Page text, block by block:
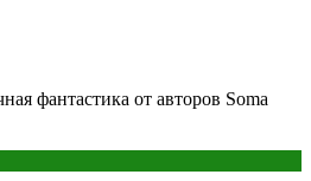
фантастика от авторов Soma